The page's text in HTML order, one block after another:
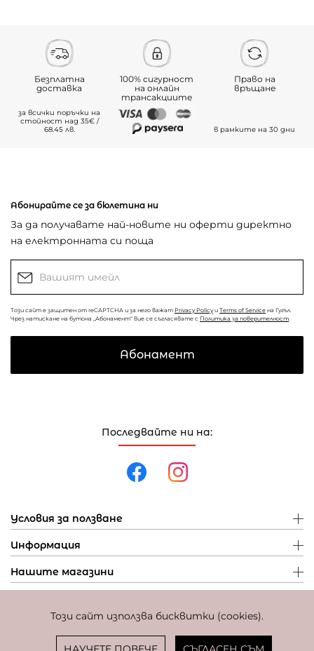
Този сайт използва бисквитки (cookies).
Безплатна
доставка
за всички поръчки на
стойност над 35€ /
68.45 лв.
100% сигурност
на онлайн
трансакциите
Право на
връщане
в рамките на 30 дни
Последвайте ни на:
Условия за ползване
Информация
Нашите магазини
Абонирайте се за бюлетина ни
За да получавате най-новите ни оферти директно
на електронната си поща
Този сайт е защитен от reCAPTCHA и за него важат Privacy Policy и Terms of Service на Гугъл.
Чрез натискане на бутона „Абонамент“ вие се съгласявате с Политика за поверителност
Абонамент
Фиксиран курс за превалутиране: 1 EUR = 1,95583 BGN